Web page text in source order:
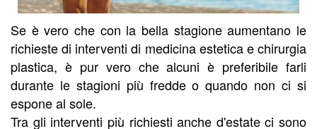
Se è vero che con la bella stagione aumentano le
richieste di interventi di medicina estetica e chirurgia
plastica, è pur vero che alcuni è preferibile farli
durante le stagioni più fredde o quando non ci si
espone al sole.
Tra gli interventi più richiesti anche d'estate ci sono